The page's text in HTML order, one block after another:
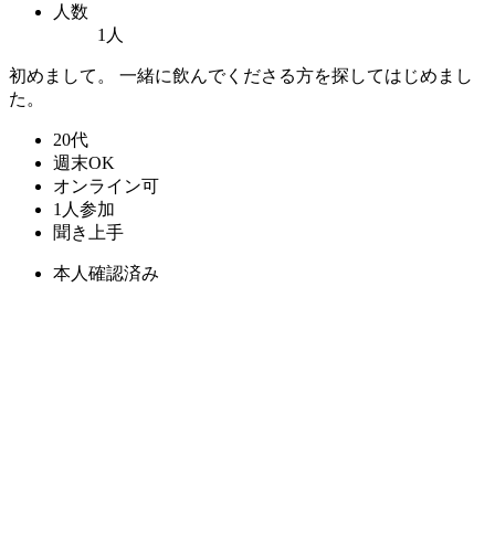
人数
1人
初めまして。 一緒に飲んでくださる方を探してはじめまし
た。
20代
週末OK
オンライン可
1人参加
聞き上手
本人確認済み